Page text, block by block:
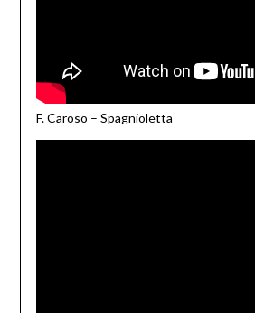
F. Caroso – Spagnioletta